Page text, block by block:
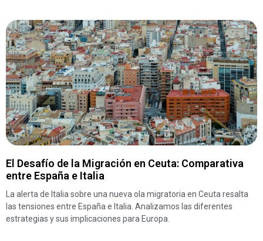
El Desafío de la Migración en Ceuta: Comparativa
entre España e Italia
La alerta de Italia sobre una nueva ola migratoria en Ceuta resalta
las tensiones entre España e Italia. Analizamos las diferentes
estrategias y sus implicaciones para Europa.